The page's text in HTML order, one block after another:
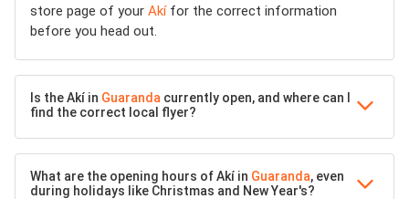
store page of your Akífor the correct information
before you head out.
Is the Akí in Guaranda currently open, and where can I
find the correct local flyer?
What are the opening hours of Akí in Guaranda, even
during holidays like Christmas and New Year's?